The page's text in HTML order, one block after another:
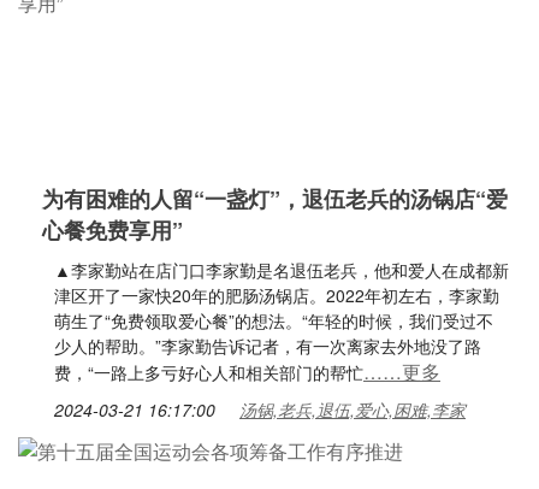
为有困难的人留“一盏灯”，退伍老兵的汤锅店“爱
心餐免费享用”
▲李家勤站在店门口李家勤是名退伍老兵，他和爱人在成都新
津区开了一家快20年的肥肠汤锅店。2022年初左右，李家勤
萌生了“免费领取爱心餐”的想法。“年轻的时候，我们受过不
少人的帮助。”李家勤告诉记者，有一次离家去外地没了路
费，“一路上多亏好心人和相关部门的帮忙……更多
2024-03-21 16:17:00 汤锅,老兵,退伍,爱心,困难,李家